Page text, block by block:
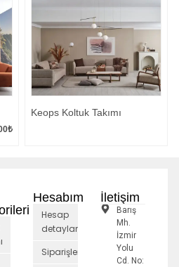
₺
Keops Koltuk Takımı
Hesabım
Hesap
detayları
Siparişler
İletişim
Barış
Mh.
İzmir
Yolu
Cd. No: